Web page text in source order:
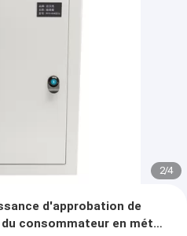
2/4
d'approbation de
consommateur en métal